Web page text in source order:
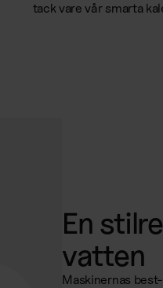
tack vare vår smarta
En
vatten
Maskinernas